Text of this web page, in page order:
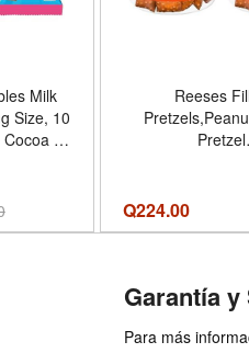
Milk
Size, 10
|
snacks,
-
Reeses
Pretzel
Snack,18oz
Sabor
Q224.00
Garantía
Para más